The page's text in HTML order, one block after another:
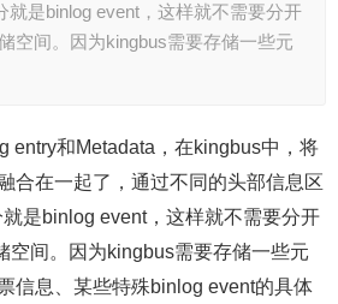
就是binlog event，这样就不需要分开
空间。因为kingbus需要存储一些元
entry和Metadata，在kingbus中，将
合在一起了，通过不同的头部信息区
是binlog event，这样就不需要分开
空间。因为kingbus需要存储一些元
信息、某些特殊binlog event的具体